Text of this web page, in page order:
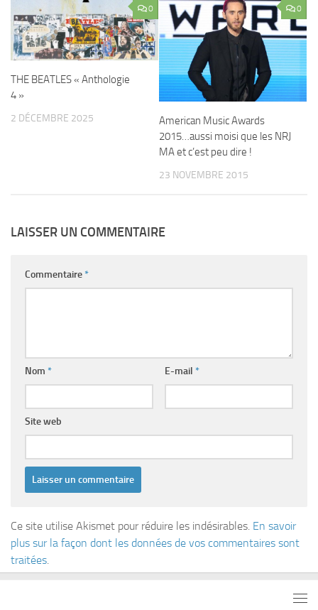
0
THE BEATLES « Anthologie
4 »
2 DÉCEMBRE 2025
0
American Music Awards
2015…aussi moisi que les NRJ
MA et c’est peu dire !
23 NOVEMBRE 2015
LAISSER UN COMMENTAIRE
Commentaire*
Nom * E-mail *
Site web
Ce site utilise Akismet pour réduire les indésirables. En savoir
plus sur la façon dont les données de vos commentaires sont
traitées